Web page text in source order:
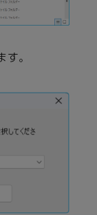
す。